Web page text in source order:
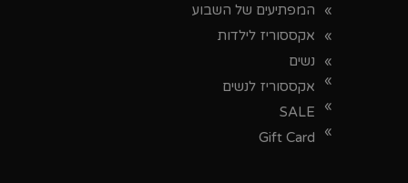
המפתיעים של השבוע
אקססוריז לילדות
נשים
אקססוריז לנשים
SALE
Gift Card